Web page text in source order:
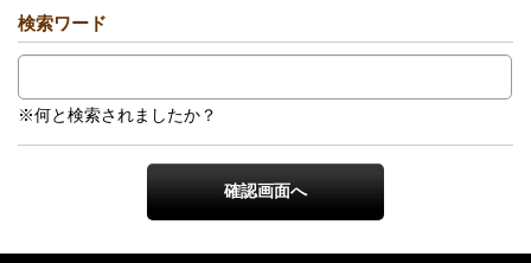
検索ワード
※何と検索されましたか？